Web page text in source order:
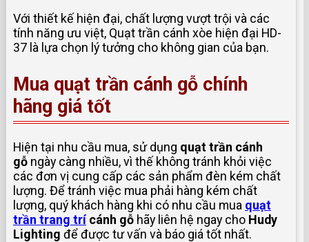
Với thiết kế hiện đại, chất lượng vượt trội và các
tính năng ưu việt, Quạt trần cánh xòe hiện đại HD-
37 là lựa chọn lý tưởng cho không gian của bạn.
Mua quạt trần cánh gỗ chính
hãng giá tốt
Hiện tại nhu cầu mua, sử dụng quạt trần cánh
gỗ ngày càng nhiều, vì thế không tránh khỏi việc
các đơn vị cung cấp các sản phẩm đèn kém chất
lượng. Để tránh việc mua phải hàng kém chất
lượng, quý khách hàng khi có nhu cầu mua quạt
trần trang trícánh gỗ hãy liên hệ ngay cho Hudy
Lighting để được tư vấn và báo giá tốt nhất.